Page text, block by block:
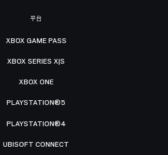
平台
XBOX GAME PASS
XBOX SERIES X|S
XBOX ONE
PLAYSTATION®5
PLAYSTATION®4
UBISOFT CONNECT